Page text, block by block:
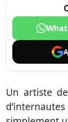
Un artiste